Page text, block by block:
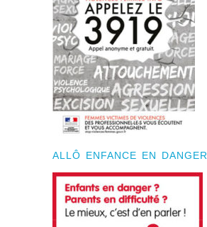
ALLÔ ENFANCE EN DANGER